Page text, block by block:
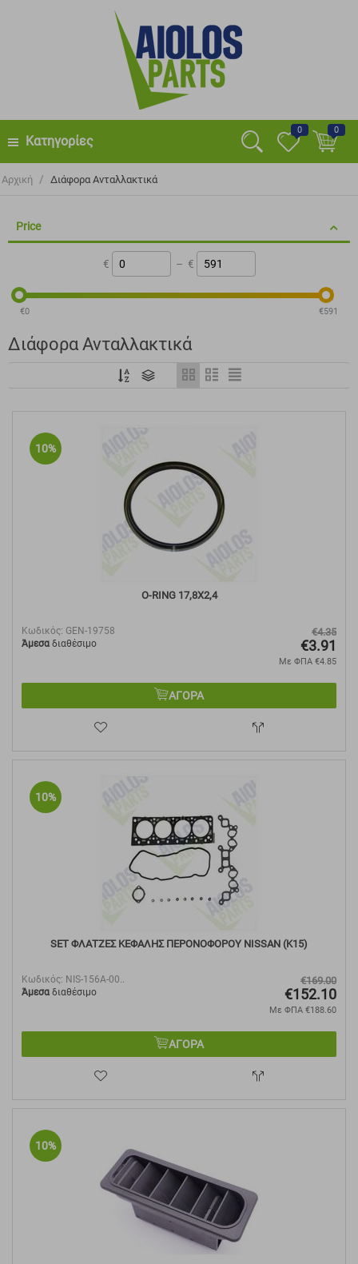
Κατηγορίες
0 0
Αρχική / Διάφορα Ανταλλακτικά
Price
€ – €
‎€0 ‎€591
Διάφορα Ανταλλακτικά
10%
O-RING 17,8X2,4
Κωδικός: GEN-19758
Άμεσα διαθέσιμο
€4.35
€3.91
Με ΦΠΑ €4.85
ΑΓΟΡΑ
10%
SET ΦΛΑΤΖΕΣ ΚΕΦΑΛΗΣ ΠΕΡΟΝΟΦΟΡΟΥ NISSAN (K15)
Κωδικός: NIS-156A-00..
Άμεσα διαθέσιμο
€169.00
€152.10
Με ΦΠΑ €188.60
ΑΓΟΡΑ
10%